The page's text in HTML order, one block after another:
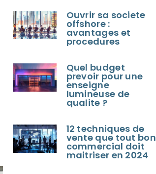
Ouvrir sa societe
offshore :
avantages et
procedures
Quel budget
prevoir pour une
enseigne
lumineuse de
qualite ?
12 techniques de
vente que tout bon
commercial doit
maitriser en 2024